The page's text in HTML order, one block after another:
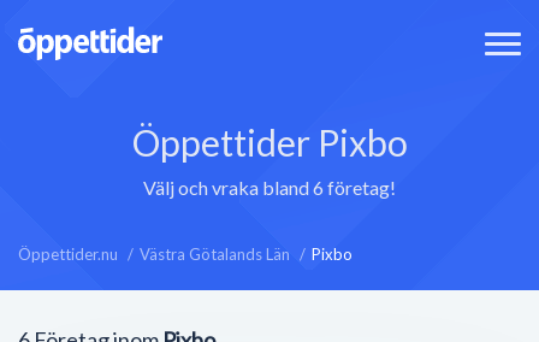
Öppettider Pixbo
Välj och vraka bland 6 företag!
Öppettider.nu Västra Götalands Län Pixbo